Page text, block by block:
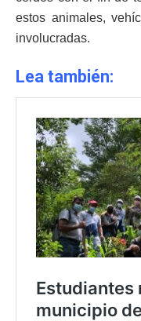
estos animales,
involucradas.
Lea también: